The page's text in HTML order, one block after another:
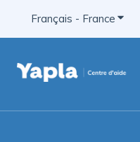
Français - France